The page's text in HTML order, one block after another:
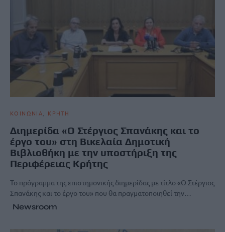
ΚΟΙΝΩΝΙΑ ΚΡΗΤΗ
Διημερίδα «Ο Στέργιος Σπανάκης και το
έργο του» στη Βικελαία Δημοτική
Βιβλιοθήκη με την υποστήριξη της
Περιφέρειας Κρήτης
Το πρόγραμμα της επιστημονικής διημερίδας με τίτλο «Ο Στέργιος
Σπανάκης και το έργο του» που θα πραγματοποιηθεί την…
Newsroom